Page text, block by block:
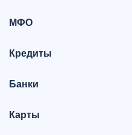
МФО
Кредиты
Банки
Карты